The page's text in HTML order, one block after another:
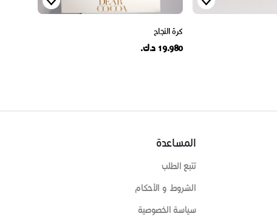
كرة النجاح
19.980 د.ك.
المساعدة
تتبع الطلب
الشروط و الأحكام
سياسة الخصوصية